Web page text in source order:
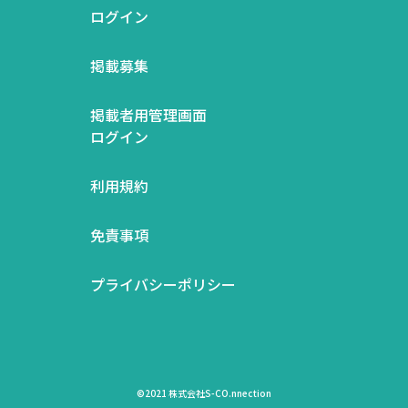
ログイン
掲載募集
掲載者用管理画面
ログイン
利用規約
免責事項
プライバシーポリシー
©2021 株式会社S-CO.nnection